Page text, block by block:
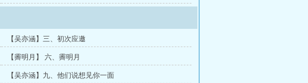
【吴亦涵】三、初次应邀
【霽明月】 六、霽明月
【吴亦涵】九、他们说想见你一面